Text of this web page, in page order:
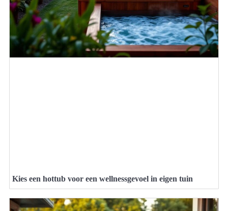
Kies een hottub voor een wellnessgevoel in eigen tuin